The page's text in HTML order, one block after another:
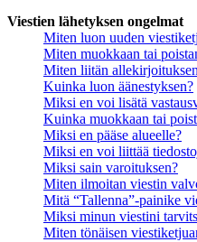
Viestien lähetyksen ongelmat
Miten luon uuden
Miten muokkaan tai
Miten liitän
Kuinka luon äänestyksen?
Miksi en voi lisätä
Kuinka muokkaan tai
Miksi en pääse alueelle?
Miksi en voi liittää
Miksi sain varoituksen?
Miten ilmoitan viestin
Mitä “Tallenna”-painike
Miksi minun viestini
Miten tönäisen